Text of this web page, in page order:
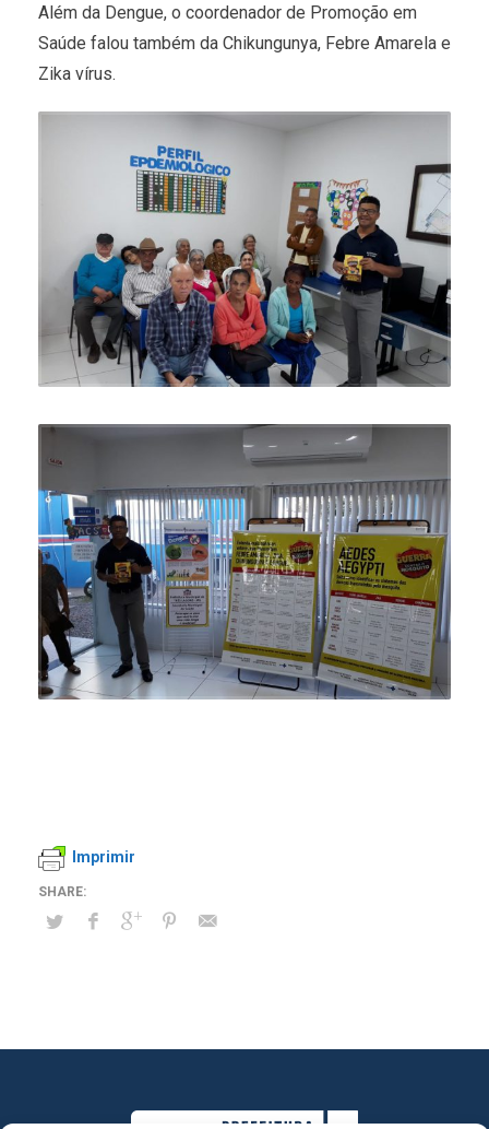
Além da Dengue, o coordenador de Promoção em
Saúde falou também da Chikungunya, Febre Amarela e
Zika vírus.
Imprimir